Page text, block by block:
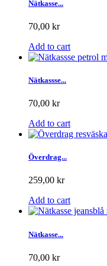
Nätkasse...
70,00 kr
Add to cart
Nätkassse...
70,00 kr
Add to cart
Överdrag...
259,00 kr
Add to cart
Nätkasse...
70,00 kr